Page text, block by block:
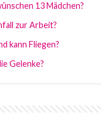
13 Mädchen?
zur Arbeit?
kann Fliegen?
Gelenke?